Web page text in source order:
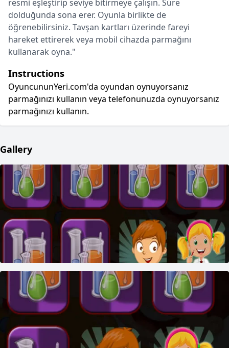
resmi eşleştirip seviye bitirmeye çalışın. Süre
dolduğunda sona erer. Oyunla birlikte de
öğrenebilirsiniz. Tavşan kartları üzerinde fareyi
hareket ettirerek veya mobil cihazda parmağını
kullanarak oyna."
Instructions
OyuncununYeri.com'da oyundan oynuyorsanız
parmağınızı kullanın veya telefonunuzda oynuyorsanız
parmağınızı kullanın.
Gallery